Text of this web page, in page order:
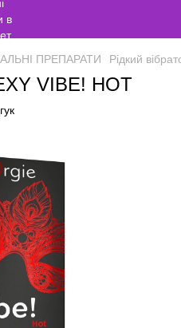
ПРЕПАРАТИ Рідкий
VIBE! HOT